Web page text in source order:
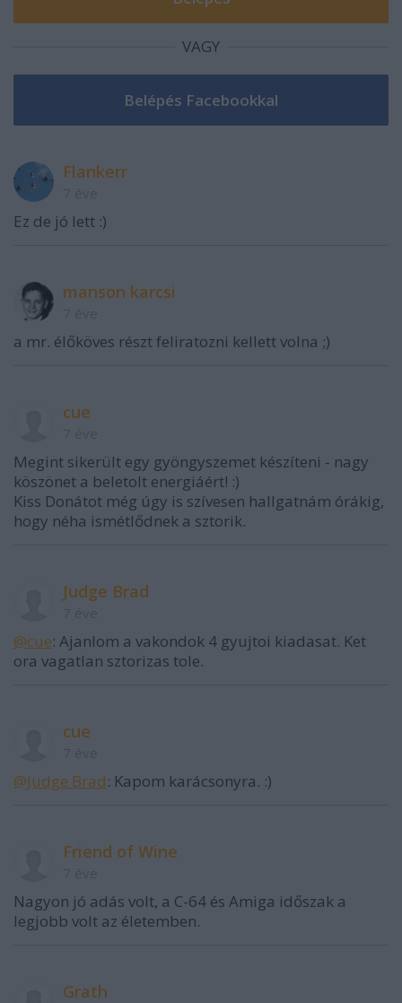
VAGY
Flankerr
Ez de jó lett :)
manson karcsi
a mr. élőköves részt feliratozni kellett volna ;)
cue
Megint sikerült egy gyöngyszemet készíteni - nagy
köszönet a beletolt energiáért! :)
Kiss Donátot még úgy is szívesen hallgatnám órákig,
hogy néha ismétlődnek a sztorik.
Judge Brad
@cue: Ajanlom a vakondok 4 gyujtoi kiadasat. Ket
ora vagatlan sztorizas tole.
cue
@Judge Brad: Kapom karácsonyra. :)
Friend of Wine
Nagyon jó adás volt, a C-64 és Amiga időszak a
legjobb volt az életemben.
Grath